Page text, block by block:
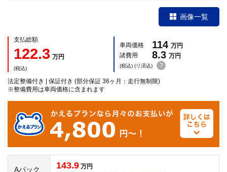
画像一覧
支払総額
122.3 万円
(税込)
車両価格 114 万円
諸費用
8.3 万円
(税込) (リ済込) ?
法定整備付き | 保証付き (部分保証 36ヶ月：走行無制限)
※整備費用は車両価格に含まれます
Aパック 143.9 万円